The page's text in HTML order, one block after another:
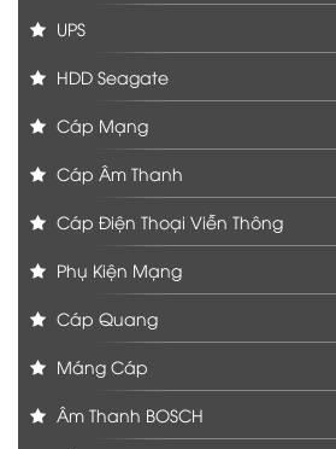
UPS
HDD Seagate
Cáp Mạng
Cáp Âm Thanh
Cáp Điện Thoại Viễn Thông
Phụ Kiện Mạng
Cáp Quang
Máng Cáp
Âm Thanh BOSCH